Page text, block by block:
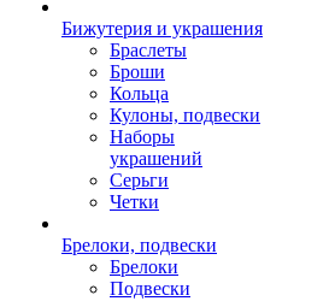
Бижутерия и украшения
Браслеты
Броши
Кольца
Кулоны, подвески
Наборы
украшений
Серьги
Четки
Брелоки, подвески
Брелоки
Подвески